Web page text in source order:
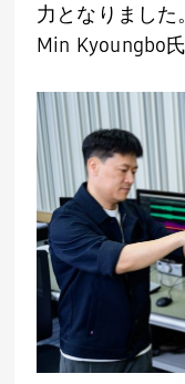
力となりました
Min Kyoungbo